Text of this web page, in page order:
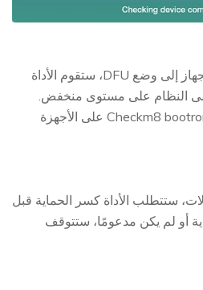
بمجرد دخول الجهاز إلى وضع DFU، ستقوم الأداة
النظام على مستوى منخفض.
تستخدم هذه الخطوة ثغرة Checkm8 bootrom على الأجهزة
ستتطلب الأداة كسر الحماية قبل
أو لم يكن مدعومًا، ستتوقف